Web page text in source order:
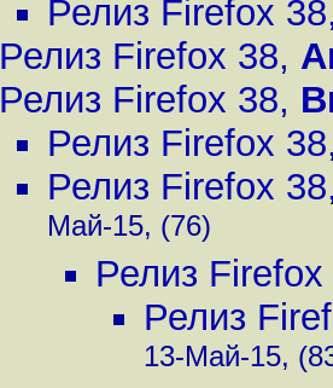
Релиз Firefox 38
Релиз Firefox 38,
Релиз Firefox 38,
Релиз Firefox 38
Релиз Firefox 38
Май-15, (76)
Релиз Firefox
Релиз
13-Май-15,